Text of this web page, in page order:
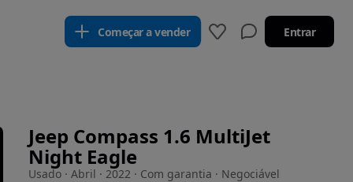
Começar a vender Entrar
Jeep Compass 1.6 MultiJet
Night Eagle
Usado · Abril · 2022 · Com garantia · Negociável